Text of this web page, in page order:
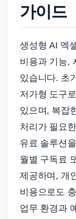
가이드
생성형 AI 엑
비용과 기능,
있습니다. 초
저가형 도구
있으며, 복잡
처리가 필요
유료 솔루션
월별 구독료
제공하며, 개
비용으로도
업무 환경과